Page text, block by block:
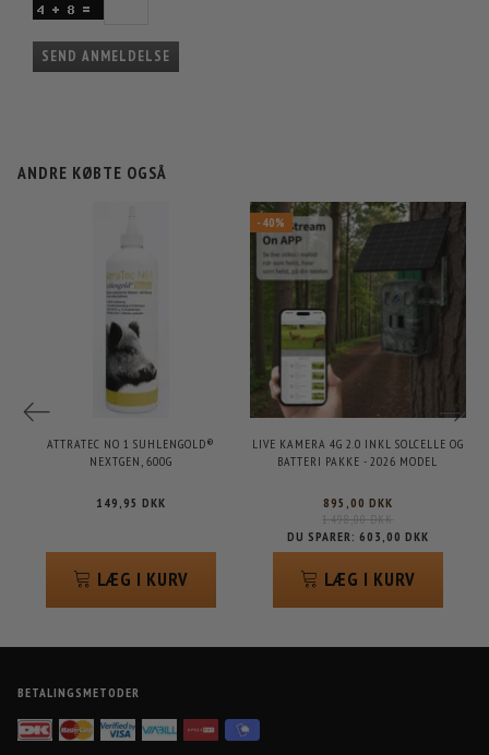
SEND ANMELDELSE
ANDRE KØBTE OGSÅ
ATTRATEC NO 1 SUHLENGOLD®
NEXTGEN, 600G
149,95 DKK
LÆG I KURV
-40%
LIVE KAMERA 4G 2.0 INKL SOLCELLE OG
BATTERI PAKKE - 2026 MODEL
895,00 DKK
1.498,00 DKK
DU SPARER: 603,00 DKK
LÆG I KURV
BETALINGSMETODER